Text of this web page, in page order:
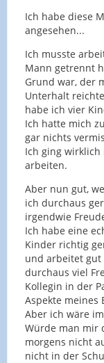
Ich habe diese
angesehen...
Ich musste
Mann getrennt
Grund war, der
Unterhalt
habe ich vier
Ich hatte mich
gar nichts
Ich ging wirklich
arbeiten.
Aber nun gut,
ich durchaus
irgendwie
Ich habe eine
Kinder richtig
und arbeitet
durchaus viel
Kollegin in der
Aspekte meines
Aber ich wäre
Würde man mir
morgens nicht
nicht in der